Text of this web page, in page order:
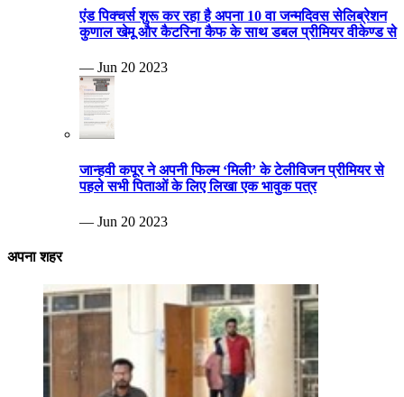
एंड पिक्चर्स शुरू कर रहा है अपना 10 वा जन्मदिवस सेलिब्रेशन
कुणाल खेमू और कैटरिना कैफ के साथ डबल प्रीमियर वीकेण्ड से
— Jun 20 2023
जान्हवी कपूर ने अपनी फिल्म ‘मिली’ के टेलीविजन प्रीमियर से
पहले सभी पिताओं के लिए लिखा एक भावुक पत्र
— Jun 20 2023
अपना शहर